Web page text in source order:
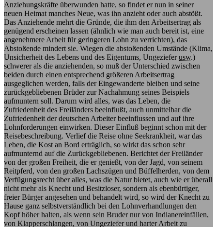
Anziehungskräfte überwunden hatte, so findet er nun in seiner
neuen Heimat manches Neue, was ihn anzieht oder auch abstößt.
Das Anziehende mehrt die Gründe, die ihm den Arbeitsertrag als
genügend erscheinen lassen (ähnlich wie man auch bereit ist, eine
angenehmere Arbeit für geringeren Lohn zu verrichten), das
Abstoßende mindert sie. Wiegen die abstoßenden Umstände (Klima,
Unsicherheit des Lebens und des Eigentums, Ungezieferusw.)
schwerer als die anziehenden, so muß der Unterschied zwischen
beiden durch einen entsprechend größeren Arbeitsertrag
ausgeglichen werden, falls der Eingewanderte bleiben und seine
zurückgebliebenen Brüder zur Nachahmung seines Beispiels
aufmuntern soll. Darum wird alles, was das Leben, die
Zufriedenheit des Freiländers beeinflußt, auch unmittelbar die
Zufriedenheit der deutschen Arbeiter beeinflussen und auf ihre
Lohnforderungen einwirken. Dieser Einfluß beginnt schon mit der
Reisebeschreibung. Verlief die Reise ohne Seekrankheit, war das
Leben, die Kost an Bord erträglich, so wirkt das schon sehr
aufmunternd auf die Zurückgebliebenen. Berichtet der Freiländer
von der großen Freiheit, die er genießt, von der Jagd, von seinem
Reitpferd, von den großen Lachszügen und Büffelherden, von dem
Verfügungsrecht über alles, was die Natur bietet, auch wie er überall
nicht mehr als Knecht und Besitzloser, sondern als ebenbürtiger,
freier Bürger angesehen und behandelt wird, so wird der Knecht zu
Hause ganz selbstverständlich bei den Lohnverhandlungen den
Kopf höher halten, als wenn sein Bruder nur von Indianereinfällen,
von Klapperschlangen, von Ungeziefer und harter Arbeit zu